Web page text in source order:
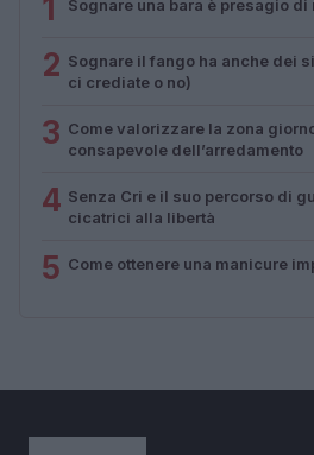
1 Sognare una bara è presagio di
2 Sognare il fango ha anche dei
ci crediate o no)
3 Come valorizzare la zona
consapevole dell’arredamento
4 Senza Cri e il suo percorso di
cicatrici alla libertà
5 Come ottenere una manicure